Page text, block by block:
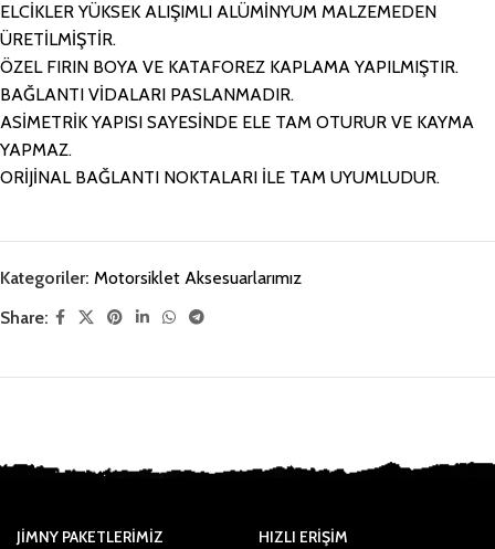
ELCİKLER YÜKSEK ALIŞIMLI ALÜMİNYUM MALZEMEDEN
ÜRETİLMİŞTİR.
ÖZEL FIRIN BOYA VE KATAFOREZ KAPLAMA YAPILMIŞTIR.
BAĞLANTI VİDALARI PASLANMADIR.
ASİMETRİK YAPISI SAYESİNDE ELE TAM OTURUR VE KAYMA
YAPMAZ.
ORİJİNAL BAĞLANTI NOKTALARI İLE TAM UYUMLUDUR.
Kategoriler: Motorsiklet Aksesuarlarımız
Share:
JIMNY PAKETLERIMIZ
HIZLI ERİŞİM